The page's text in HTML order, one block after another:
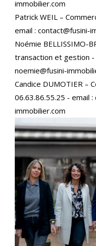
maîtrise en droit, offre
accompagnement
locatives. Nous
juridiques et
tranquillité d’esprit des
Estimation
Confier l’estimation
c’est choisir
réaliste, basée sur une
marché immobilier
pour connaître la
réalisons des
immobilier.com
Patrick WEIL –
email : contact@fusini-
Noémie BELLISSIMO-
transaction et gestion -
noemie@fusini-
Candice DUMOTIER –
06.63.86.55.25 - email :
immobilier.com